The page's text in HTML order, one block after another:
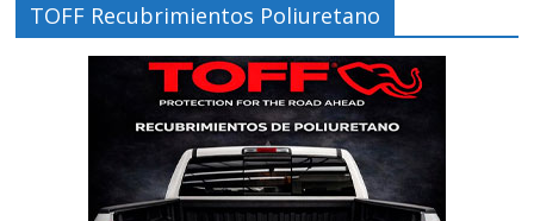
TOFF Recubrimientos Poliuretano